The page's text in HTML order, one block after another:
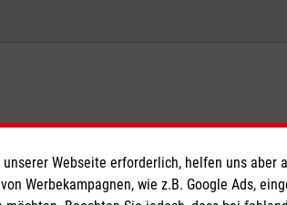
Webseite erforderlich, helfen uns aber
Werbekampagnen, wie z.B. Google Ads,